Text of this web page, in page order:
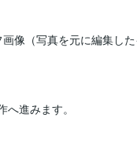
像（写真を元に編集した
進みます。